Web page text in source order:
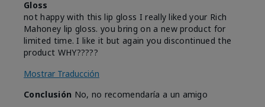
Gloss
not happy with this lip gloss I really liked your Rich
Mahoney lip gloss. you bring on a new product for
limited time. I like it but again you discontinued the
product WHY?????
Mostrar Traducción
Conclusión No, no recomendaría a un amigo